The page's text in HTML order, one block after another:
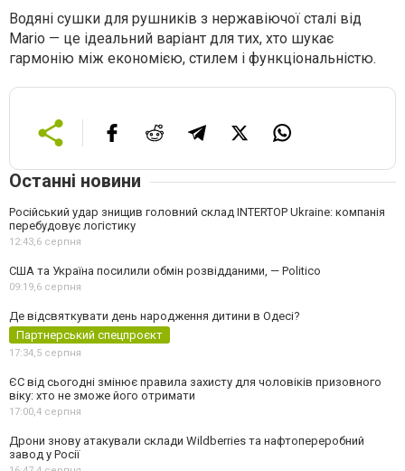
Водяні сушки для рушників з нержавіючої сталі від
Mario — це ідеальний варіант для тих, хто шукає
гармонію між економією, стилем і функціональністю.
Останні новини
Російський удар знищив головний склад INTERTOP Ukraine: компанія
перебудовує логістику
12:43,6 серпня
США та Україна посилили обмін розвідданими, — Politico
09:19,6 серпня
Де відсвяткувати день народження дитини в Одесі?
Партнерський спецпроєкт
17:34,5 серпня
ЄС від сьогодні змінює правила захисту для чоловіків призовного
віку: хто не зможе його отримати
17:00,4 серпня
Дрони знову атакували склади Wildberries та нафтопереробний
завод у Росії